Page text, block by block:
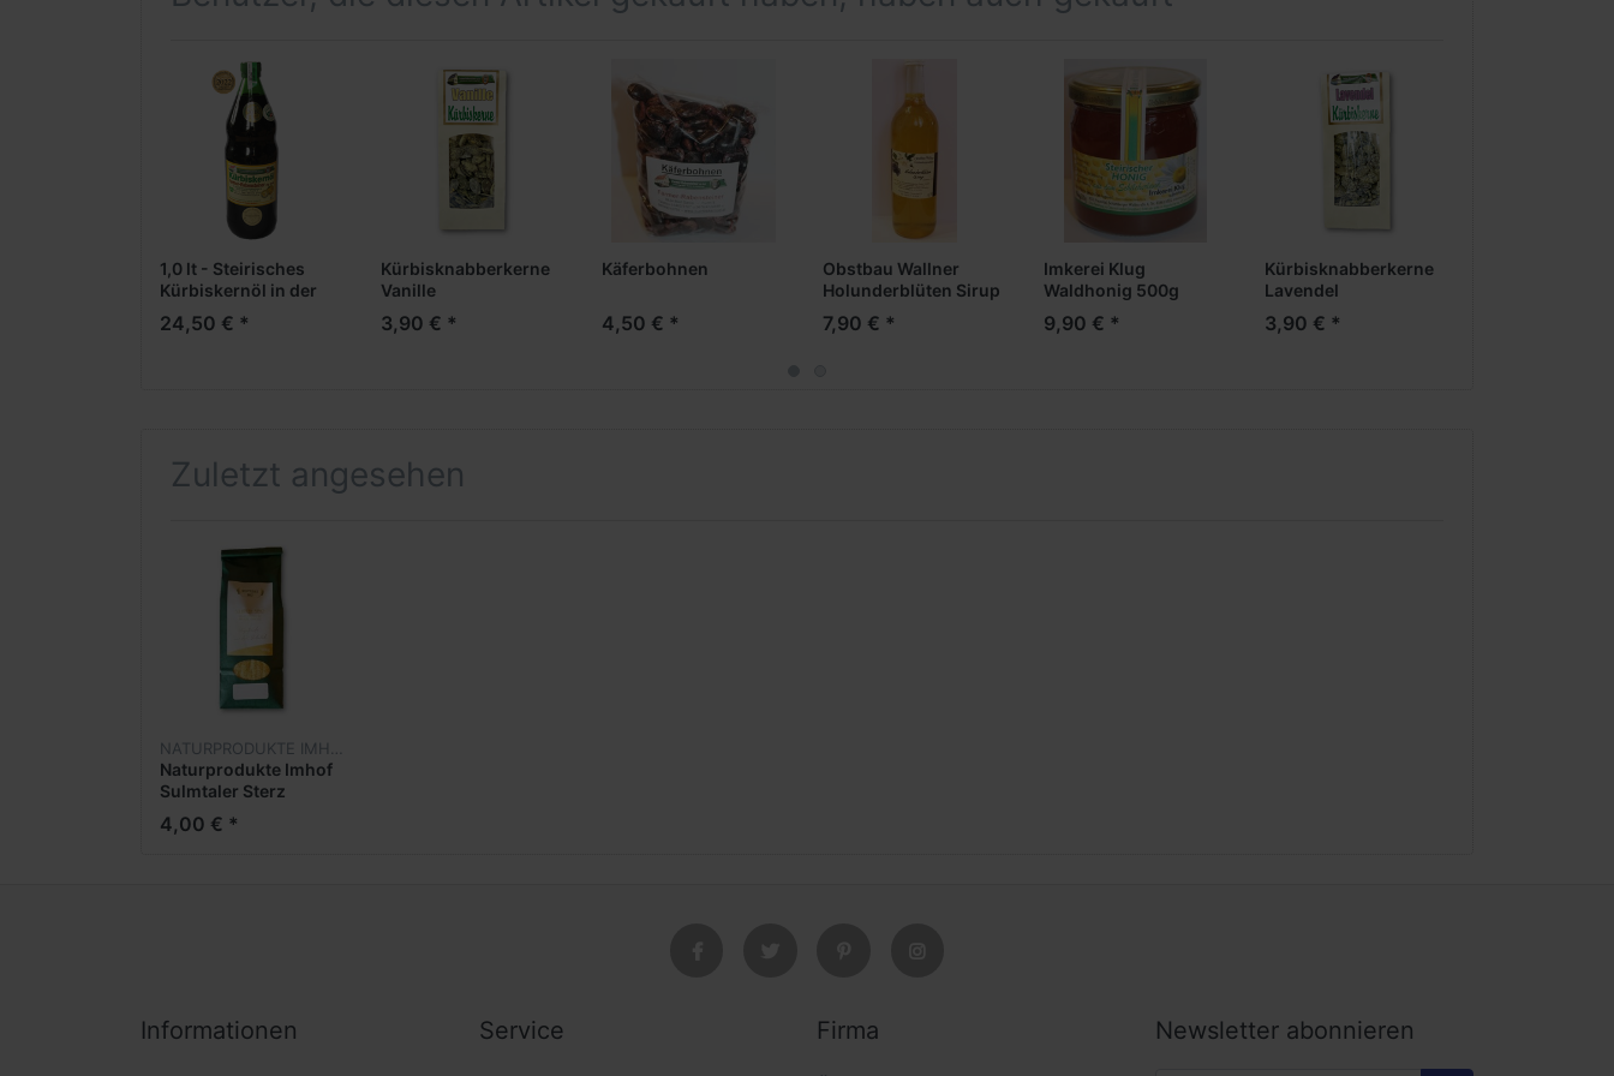
1,0 lt - Steirisches
Kürbiskernöl in der
Standardflasche
24,50 € *
Kürbisknabberkerne
Vanille
3,90 € *
Käferbohnen
4,50 € *
Obstbau Wallner
Holunderblüten Sirup
7,90 € *
Imkerei Klug
Waldhonig 500g
9,90 € *
Kürbisknabberkerne
Lavendel
3,90 € *
Zuletzt angesehen
Naturprodukte Imhof
Sulmtaler Sterz
4,00 € *
Informationen Service Firma Newsletter abonnieren